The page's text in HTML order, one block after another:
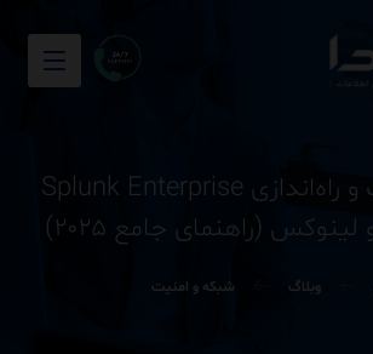
آموزش نصب و راه‌اندازی Splunk Enterprise
(راهنمای جامع ۲۰۲۵)
وبلاگ شبکه و امنیت